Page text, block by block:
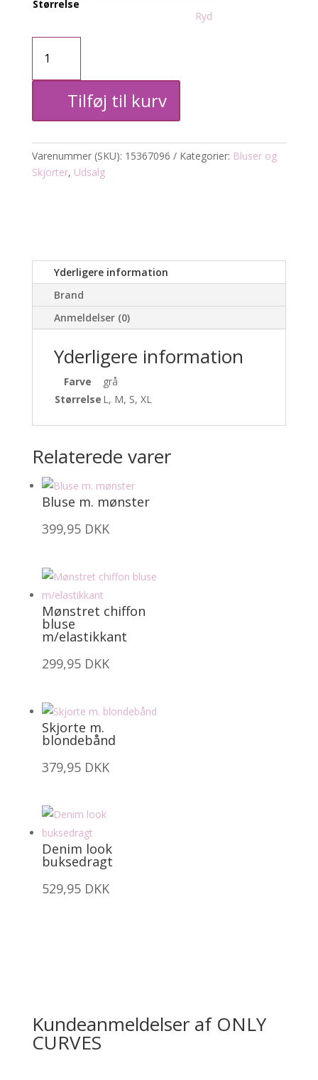
Størrelse
Ryd
CARlauren
Sweatshirt
antal
Tilføj til kurv
Varenummer (SKU): 15367096 Kategorier: Bluser og
Skjorter, Udsalg
Yderligere information
Brand
Anmeldelser (0)
Yderligere information
Farve
grå
Størrelse L, M, S, XL
Relaterede varer
Bluse m. mønster
399,95 DKK
Mønstret chiffon
bluse
m/elastikkant
299,95 DKK
Skjorte m.
blondebånd
379,95 DKK
Denim look
buksedragt
529,95 DKK
Kundeanmeldelser af ONLY
CURVES